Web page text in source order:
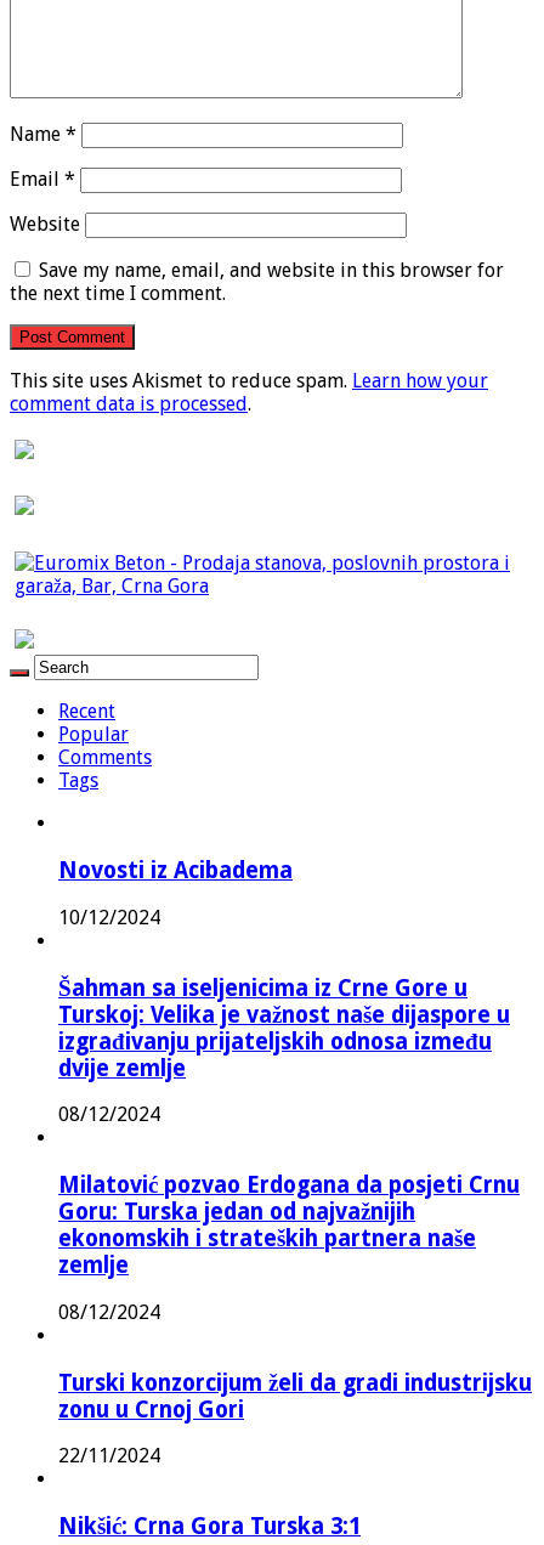
Name *
Email *
Website
Save my name, email, and website in this browser for
the next time I comment.
This site uses Akismet to reduce spam. Learn how your
comment data is processed.
Recent
Popular
Comments
Tags
Novosti iz Acibadema
10/12/2024
Šahman sa iseljenicima iz Crne Gore u
Turskoj: Velika je važnost naše dijaspore u
izgrađivanju prijateljskih odnosa između
dvije zemlje
08/12/2024
Milatović pozvao Erdogana da posjeti Crnu
Goru: Turska jedan od najvažnijih
ekonomskih i strateških partnera naše
zemlje
08/12/2024
Turski konzorcijum želi da gradi industrijsku
zonu u Crnoj Gori
22/11/2024
Nikšić: Crna Gora Turska 3:1